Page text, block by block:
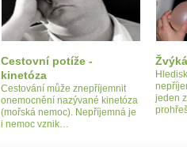
Cestovní potíže -
kinetóza
Cestování může znepříjemnit
onemocnění nazývané kinetóza
(mořská nemoc). Nepříjemná je
i nemoc vznik…
jeden